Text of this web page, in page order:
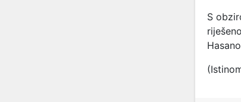
S